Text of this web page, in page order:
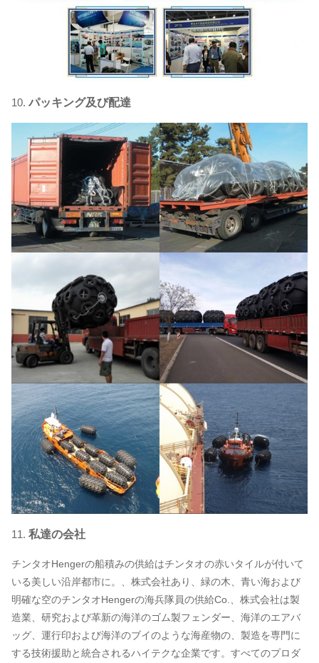
10. パッキング及び配達
11. 私達の会社
チンタオHengerの船積みの供給はチンタオの赤いタイルが付いて
いる美しい沿岸都市に。、株式会社あり、緑の木、青い海および
明確な空のチンタオHengerの海兵隊員の供給Co.、株式会社は製
造業、研究および革新の海洋のゴム製フェンダー、海洋のエアバ
ッグ、運行印および海洋のブイのような海産物の、製造を専門に
する技術援助と統合されるハイテクな企業です。すべてのプロダ